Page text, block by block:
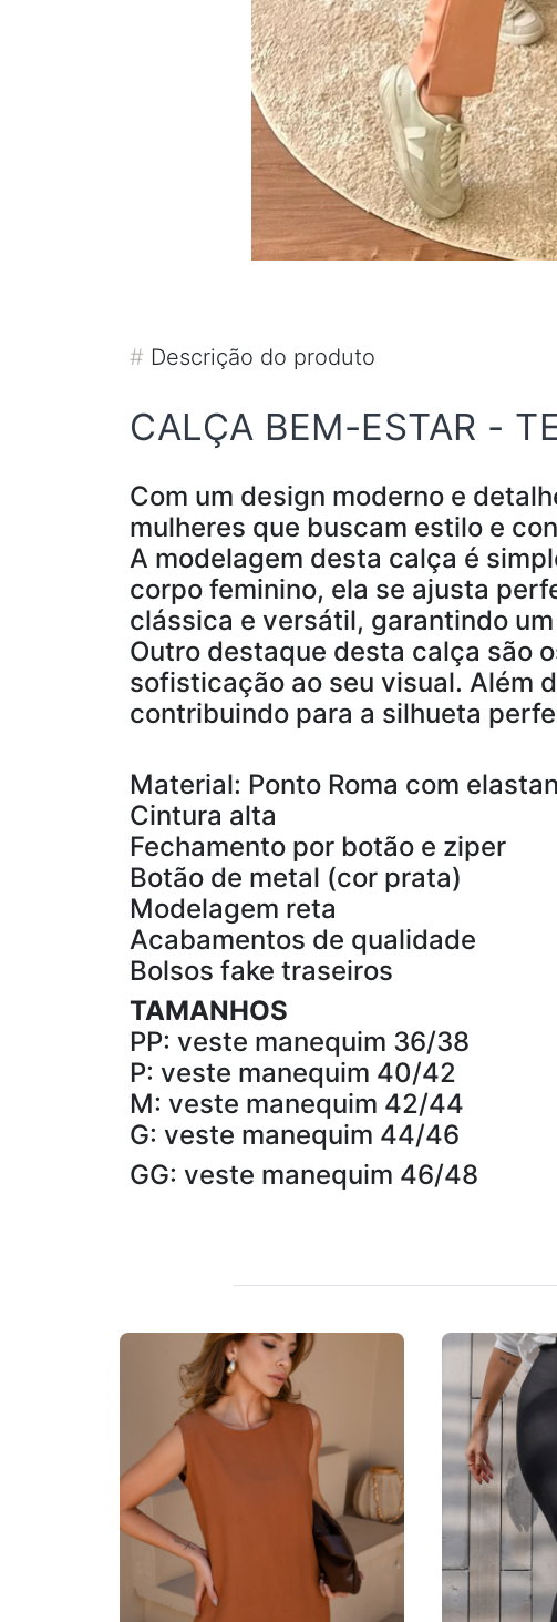
# Descrição do produto
CALÇA BEM-ESTAR -
Com um design moderno e
mulheres que buscam estilo e
A modelagem desta calça é
corpo feminino, ela se ajusta
clássica e versátil, garantindo
Outro destaque desta calça são
sofisticação ao seu visual. Além
contribuindo para a silhueta
Material: Ponto Roma com
Cintura alta
Fechamento por botão e ziper
Botão de metal (cor prata)
Modelagem reta
Acabamentos de qualidade
Bolsos fake traseiros
TAMANHOS
PP: veste manequim 36/38
P: veste manequim 40/42
M: veste manequim 42/44
G: veste manequim 44/46
GG: veste manequim 46/48